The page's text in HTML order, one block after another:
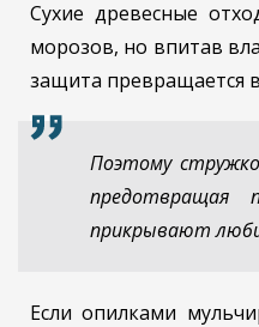
Сухие древесные
морозов, но впитав
защита превращается
Поэтому
предотвращая
прикрывают
Если опилками